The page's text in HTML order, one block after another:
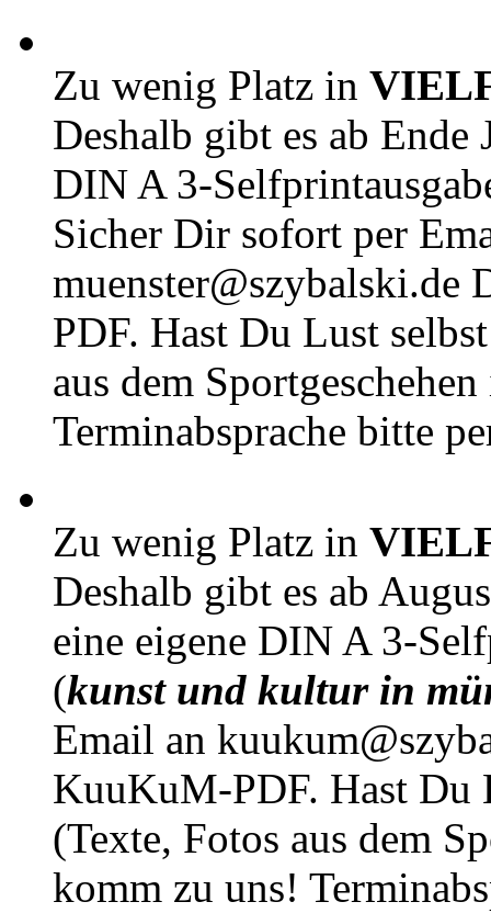
Zu wenig Platz in
Deshalb gibt es ab Ende
DIN A 3-
Sicher Dir sofort per
muenster@szybalski.de
PDF. Hast Du Lust
aus dem
Terminabsprache bitte
Zu wenig Platz in
Deshalb gibt es ab
eine eigene DIN A 3-
(kunst und kultur in
Email an
KuuKuM-PDF. Hast Du
(Texte, Fotos aus dem
komm zu uns!